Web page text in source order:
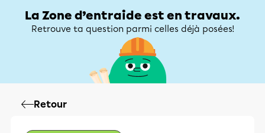
La Zone d’entraide est en travaux.
Retrouve ta question parmi celles déjà posées!
Retour